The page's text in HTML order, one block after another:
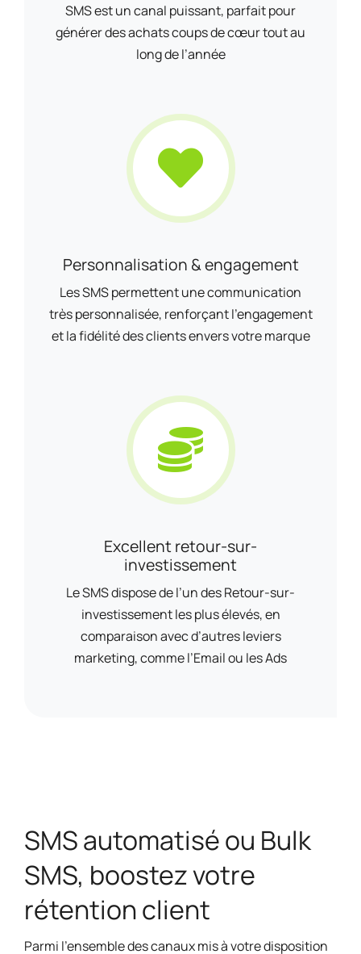
SMS est un canal puissant, parfait pour
générer des achats coups de cœur tout au
long de l’année
Personnalisation & engagement
Les SMS permettent une communication
très personnalisée, renforçant l’engagement
et la fidélité des clients envers votre marque
Excellent retour-sur-
investissement
Le SMS dispose de l’un des Retour-sur-
investissement les plus élevés, en
comparaison avec d’autres leviers
marketing, comme l’Email ou les Ads
SMS automatisé ou Bulk
SMS, boostez votre
rétention client
Parmi l’ensemble des canaux mis à votre disposition